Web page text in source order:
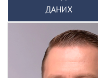
ДАНИХ